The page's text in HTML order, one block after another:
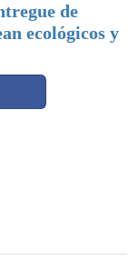
de
ecológicos y